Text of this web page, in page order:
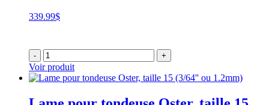
339.99$
- +
Voir produit